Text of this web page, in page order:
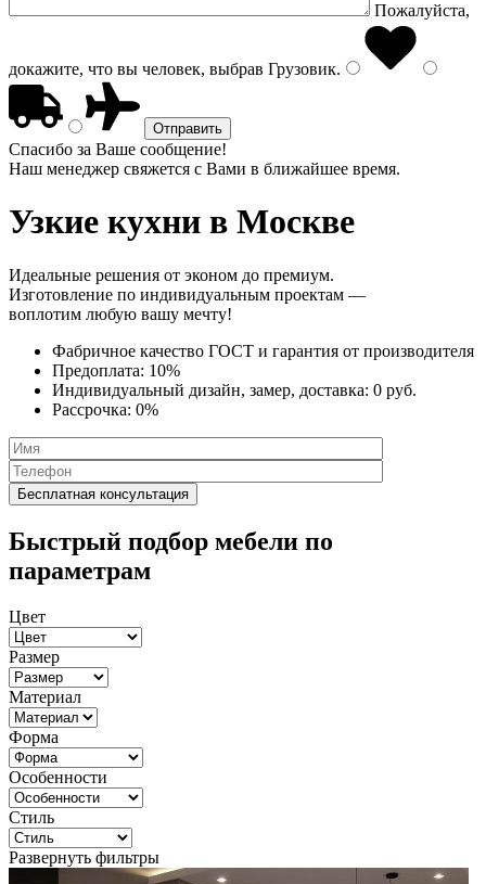
Пожалуйста,
докажите, что вы человек, выбрав Грузовик.
Спасибо за Ваше сообщение!
Наш менеджер свяжется с Вами в ближайшее время.
Узкие кухни в Москве
Идеальные решения от эконом до премиум.
Изготовление по индивидуальным проектам —
воплотим любую вашу мечту!
Фабричное качество ГОСТ и гарантия от производителя
Предоплата: 10%
Индивидуальный дизайн, замер, доставка: 0 руб.
Рассрочка: 0%
Быстрый подбор мебели по
параметрам
Цвет
Размер
Материал
Форма
Особенности
Стиль
Развернуть фильтры